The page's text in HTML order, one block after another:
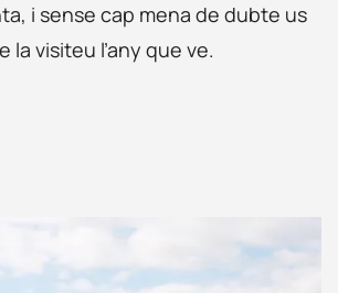
i sense cap mena de dubte us
la visiteu l’any que ve.